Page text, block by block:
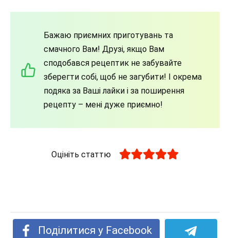
Бажаю приємних приготувань та
смачного Вам! Друзі, якщо Вам
сподобався рецептик не забувайте
зберегти собі, щоб не загубити! І окрема
подяка за Ваші лайки і за поширення
рецепту – мені дуже приємно!
Оцініть статтю
Поділитися у Facebook